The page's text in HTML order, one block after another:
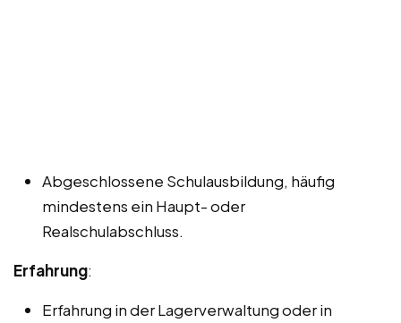
Abgeschlossene Schulausbildung, häufig
mindestens ein Haupt- oder
Realschulabschluss.
Erfahrung:
Erfahrung in der Lagerverwaltung oder in